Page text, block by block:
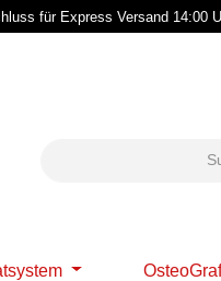
für Express Versand 14:00